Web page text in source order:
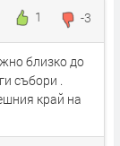
1 -3
близко до
събори .
край на